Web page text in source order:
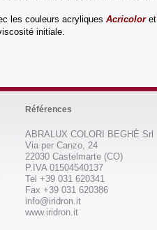
les couleurs acryliques Acricolor et
initiale.
Références
ABRALUX COLORI BEGHÈ Srl
Via per Canzo, 24
22030 Castelmarte (CO)
P.IVA 01504540137
Tel +39 031 620341
Fax +39 031 620386
info@iridron.it
www.iridron.it